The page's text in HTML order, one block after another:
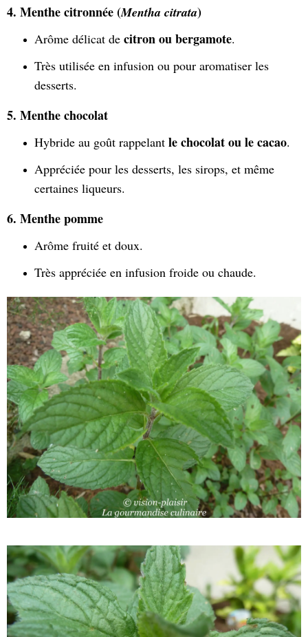
4. Menthe citronnée (Mentha citrata)
Arôme délicat de citron ou bergamote.
Très utilisée en infusion ou pour aromatiser les
desserts.
5. Menthe chocolat
Hybride au goût rappelant le chocolat ou le cacao.
Appréciée pour les desserts, les sirops, et même
certaines liqueurs.
6. Menthe pomme
Arôme fruité et doux.
Très appréciée en infusion froide ou chaude.